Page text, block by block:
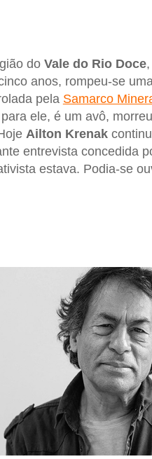
do Vale do Rio Doce,
anos, rompeu-se
pela Samarco
ele, é um avô,
Ailton Krenak
entrevista concedida
estava. Podia-se